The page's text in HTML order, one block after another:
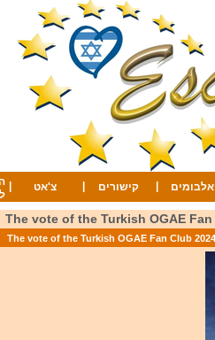
אלבומים קישורים צ'אט